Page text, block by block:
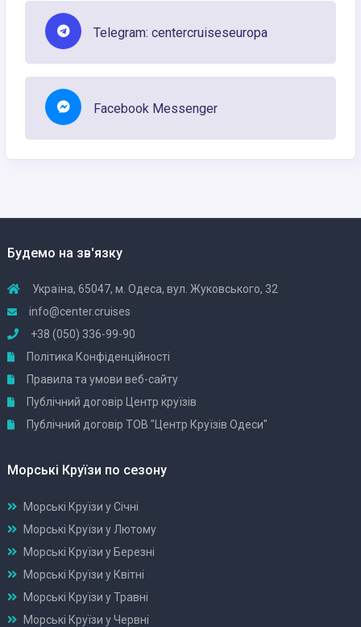
Telegram: centercruiseseuropa
Facebook Messenger
Будемо на зв'язку
Україна, 65047, м. Одеса, вул. Жуковського, 32
info@center.cruises
+38 (050) 336-99-90
Політика Конфіденційності
Правила та умови веб-сайту
Публічний договір Центр круїзів
Публічний договір ТОВ "Центр Круїзів Одеси"
Морські Круїзи по сезону
Морські Круїзи у Січні
Морські Круїзи у Лютому
Морські Круїзи у Березні
Морські Круїзи у Квітні
Морські Круїзи у Травні
Морські Круїзи у Червні